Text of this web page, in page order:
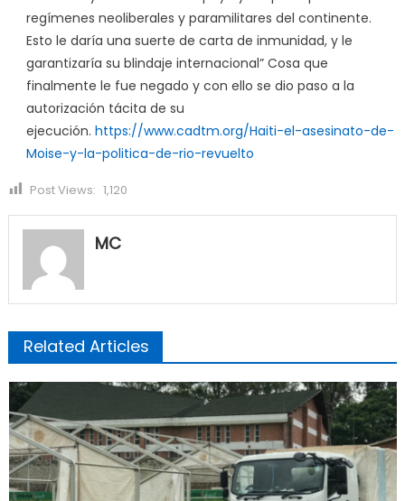
regímenes neoliberales y paramilitares del continente.
Esto le daría una suerte de carta de inmunidad, y le
garantizaría su blindaje internacional” Cosa que
finalmente le fue negado y con ello se dio paso a la
autorización tácita de su
ejecución. https://www.cadtm.org/Haiti-el-asesinato-de-
Moise-y-la-politica-de-rio-revuelto
Post Views: 1,120
MC
Related Articles